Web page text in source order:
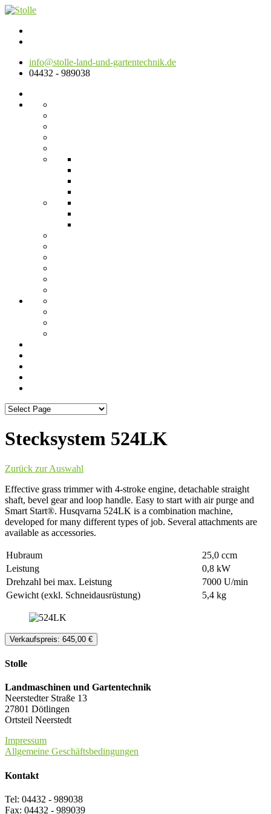
info@stolle-land-und-gartentechnik.de
04432 - 989038
Stecksystem 524LK
Zurück zur Auswahl
Effective grass trimmer with 4-stroke engine, detachable straight
shaft, bevel gear and loop handle. Easy to start with air purge and
Smart Start®. Husqvarna 524LK is a combination machine,
developed for many different types of job. Several attachments are
available as accessories.
Hubraum
25,0 ccm
Leistung
0,8 kW
Drehzahl bei max. Leistung
7000 U/min
Gewicht (exkl. Schneidausrüstung)
5,4 kg
Verkaufspreis: 645,00 €
Stolle
Landmaschinen und Gartentechnik
Neerstedter Straße 13
27801 Dötlingen
Ortsteil Neerstedt
Impressum
Allgemeine Geschäftsbedingungen
Kontakt
Tel: 04432 - 989038
Fax: 04432 - 989039